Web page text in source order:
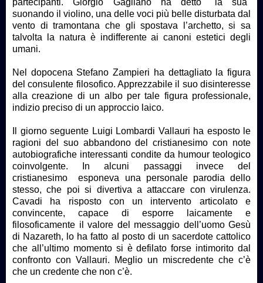
suonando il violino, una delle voci più belle disturbata dal
vento di tramontana che gli spostava l’archetto, si sa
talvolta la natura è indifferente ai canoni estetici degli
umani.
Nel dopocena Stefano Zampieri ha dettagliato la figura
del consulente filosofico. Apprezzabile il suo disinteresse
alla creazione di un albo per tale figura professionale,
indizio preciso di un approccio laico.
Il giorno seguente Luigi Lombardi Vallauri ha esposto le
ragioni del suo abbandono del cristianesimo con note
autobiografiche interessanti condite da humour teologico
coinvolgente. In alcuni passaggi invece del
cristianesimo esponeva una personale parodia dello
stesso, che poi si divertiva a attaccare con virulenza.
Cavadi ha risposto con un intervento articolato e
convincente, capace di esporre laicamente e
filosoficamente il valore del messaggio dell’uomo Gesù
di Nazareth, lo ha fatto al posto di un sacerdote cattolico
che all’ultimo momento si è defilato forse intimorito dal
confronto con Vallauri. Meglio un miscredente che c’è
che un credente che non c’è.